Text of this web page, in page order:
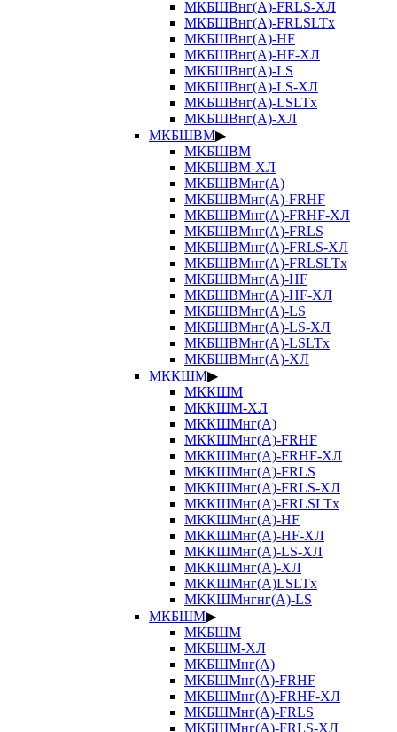
МКБШВнг(А)-FRLS-ХЛ
МКБШВнг(А)-FRLSLTx
МКБШВнг(А)-HF
МКБШВнг(А)-HF-ХЛ
МКБШВнг(А)-LS
МКБШВнг(А)-LS-ХЛ
МКБШВнг(А)-LSLTx
МКБШВнг(А)-ХЛ
МКБШВМ▶
МКБШВМ
МКБШВМ-ХЛ
МКБШВМнг(А)
МКБШВМнг(А)-FRHF
МКБШВМнг(А)-FRHF-ХЛ
МКБШВМнг(А)-FRLS
МКБШВМнг(А)-FRLS-ХЛ
МКБШВМнг(А)-FRLSLTx
МКБШВМнг(А)-HF
МКБШВМнг(А)-HF-ХЛ
МКБШВМнг(А)-LS
МКБШВМнг(А)-LS-ХЛ
МКБШВМнг(А)-LSLTx
МКБШВМнг(А)-ХЛ
МККШМ▶
МККШМ
МККШМ-ХЛ
МККШМнг(А)
МККШМнг(А)-FRHF
МККШМнг(А)-FRHF-ХЛ
МККШМнг(А)-FRLS
МККШМнг(А)-FRLS-ХЛ
МККШМнг(А)-FRLSLTx
МККШМнг(А)-HF
МККШМнг(А)-HF-ХЛ
МККШМнг(А)-LS-ХЛ
МККШМнг(А)-ХЛ
МККШМнг(А)LSLTx
МККШМнгнг(А)-LS
МКБШМ▶
МКБШМ
МКБШМ-ХЛ
МКБШМнг(А)
МКБШМнг(А)-FRHF
МКБШМнг(А)-FRHF-ХЛ
МКБШМнг(А)-FRLS
МКБШМнг(А)-FRLS-ХЛ